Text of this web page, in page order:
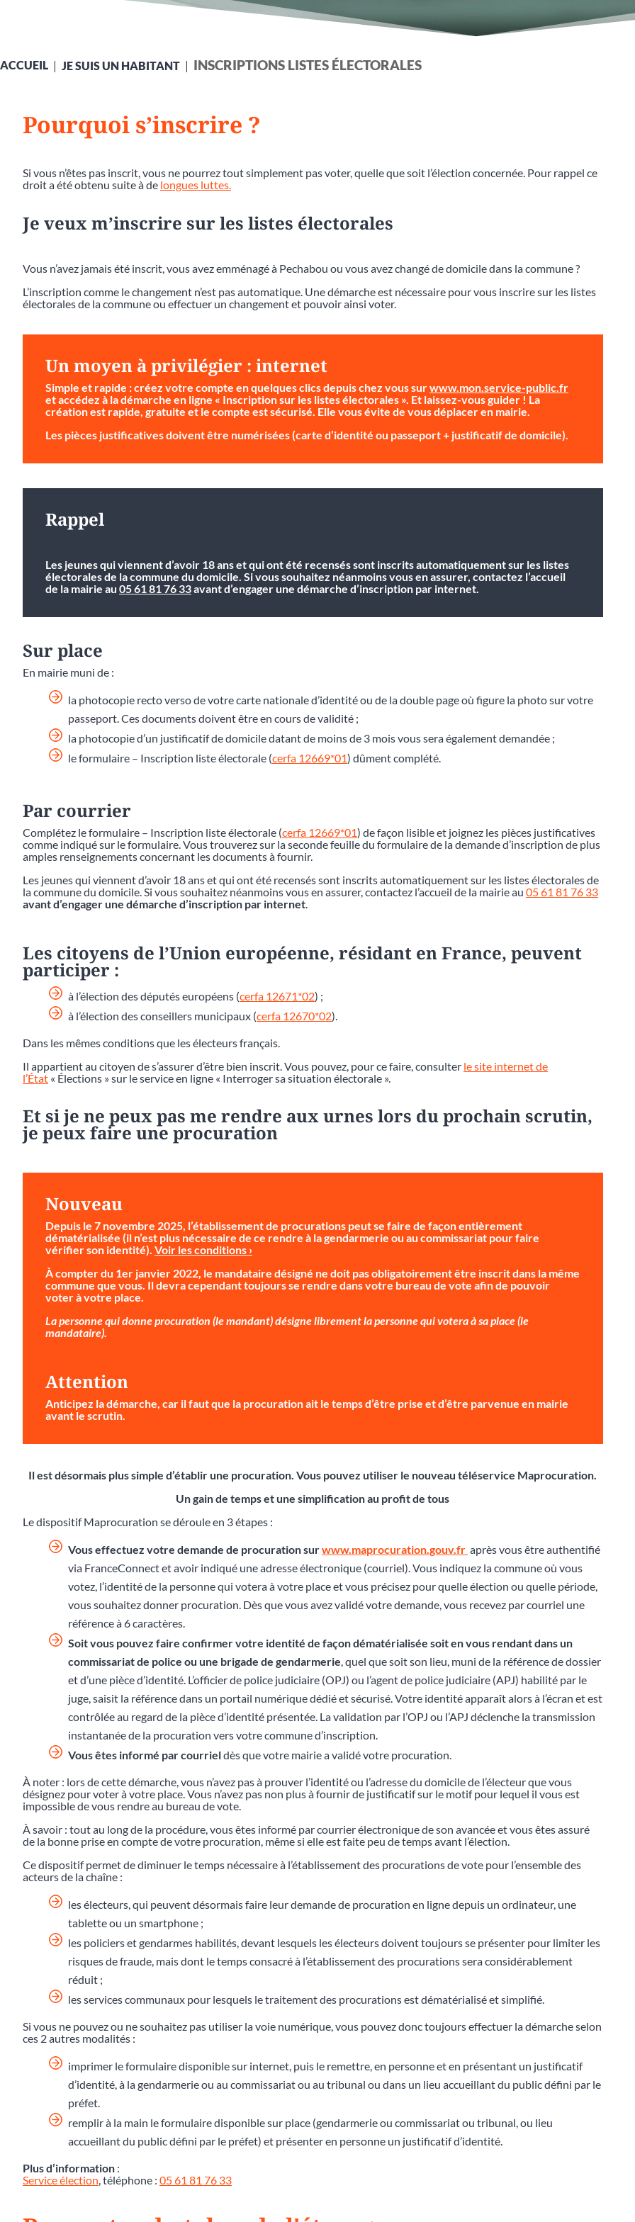
ACCUEIL JE SUIS UN HABITANT INSCRIPTIONS LISTES ÉLECTORALES
Pourquoi s’inscrire ?
Si vous n’êtes pas inscrit, vous ne pourrez tout simplement pas voter, quelle que soit l’élection concernée. Pour rappel ce
droit a été obtenu suite à de longues luttes.
Je veux m’inscrire sur les listes électorales
Vous n’avez jamais été inscrit, vous avez emménagé à Pechabou ou vous avez changé de domicile dans la commune ?
L’inscription comme le changement n’est pas automatique. Une démarche est nécessaire pour vous inscrire sur les listes
électorales de la commune ou effectuer un changement et pouvoir ainsi voter.
Un moyen à privilégier : internet
Simple et rapide : créez votre compte en quelques clics depuis chez vous surwww.mon.service-public.fr
et accédez à la démarche en ligne « Inscription sur les listes électorales ». Et laissez-vous guider ! La
création est rapide, gratuite et le compte est sécurisé. Elle vous évite de vous déplacer en mairie.
Les pièces justificatives doivent être numérisées (carte d’identité ou passeport + justificatif de domicile).
Rappel
Les jeunes qui viennent d’avoir 18 ans et qui ont été recensés sont inscrits automatiquement sur les listes
électorales de la commune du domicile. Si vous souhaitez néanmoins vous en assurer, contactez l’accueil
de la mairie au 05 61 81 76 33avant d’engager une démarche d’inscription par internet.
Sur place
En mairie muni de :
la photocopie recto verso de votre carte nationale d’identité ou de la double page où figure la photo sur votre
passeport. Ces documents doivent être en cours de validité ;
la photocopie d’un justificatif de domicile datant de moins de 3 mois vous sera également demandée ;
le formulaire – Inscription liste électorale (cerfa 12669*01) dûment complété.
Par courrier
Complétez le formulaire – Inscription liste électorale (cerfa 12669*01) de façon lisible et joignez les pièces justificatives
comme indiqué sur le formulaire. Vous trouverez sur la seconde feuille du formulaire de la demande d’inscription de plus
amples renseignements concernant les documents à fournir.
Les jeunes qui viennent d’avoir 18 ans et qui ont été recensés sont inscrits automatiquement sur les listes électorales de
la commune du domicile. Si vous souhaitez néanmoins vous en assurer, contactez l’accueil de la mairie au 05 61 81 76 33
avant d’engager une démarche d’inscription par internet
Les citoyens de l’Union européenne, résidant en France, peuvent
participer :
à l’élection des députés européens (cerfa 12671*02) ;
à l’élection des conseillers municipaux (cerfa 12670*02).
Dans les mêmes conditions que les électeurs français.
Il appartient au citoyen de s’assurer d’être bien inscrit. Vous pouvez, pour ce faire, consulter le site internet de
l’État « Élections » sur le service en ligne « Interroger sa situation électorale ».
Et si je ne peux pas me rendre aux urnes lors du prochain scrutin,
je peux faire une procuration
Nouveau
Depuis le 7 novembre 2025, l’établissement de procurations peut se faire de façon entièrement
dématérialisée (il n’est plus nécessaire de ce rendre à la gendarmerie ou au commissariat pour faire
vérifier son identité). Voir les conditions ›
À compter du 1er janvier 2022, le mandataire désigné ne doit pas obligatoirement être inscrit dans la même
commune que vous. Il devra cependant toujours se rendre dans votre bureau de vote afin de pouvoir
voter à votre place.
La personne qui donne procuration (le mandant) désigne librement la personne qui votera à sa place (le
mandataire).
Attention
Anticipez la démarche, car il faut que la procuration ait le temps d’être prise et d’être parvenue en mairie
avant le scrutin.
Il est désormais plus simple d’établir une procuration. Vous pouvez utiliser le nouveau téléservice Maprocuration.
Un gain de temps et une simplification au profit de tous
Le dispositif Maprocuration se déroule en 3 étapes :
Vous effectuez votre demande de procuration surwww.maprocuration.gouv.fr après vous être authentifié
via FranceConnect et avoir indiqué une adresse électronique (courriel). Vous indiquez la commune où vous
votez, l’identité de la personne qui votera à votre place et vous précisez pour quelle élection ou quelle période,
vous souhaitez donner procuration. Dès que vous avez validé votre demande, vous recevez par courriel une
référence à 6 caractères.
Soit vous pouvez faire confirmer votre identité de façon dématérialisée soit en vous rendantdans un
commissariat de police ou une brigade de gendarmerie, quel que soit son lieu, muni de la référence de dossier
et d’une pièce d’identité. L’officier de police judiciaire (OPJ) ou l’agent de police judiciaire (APJ) habilité par le
juge, saisit la référence dans un portail numérique dédié et sécurisé. Votre identité apparaît alors à l’écran et est
contrôlée au regard de la pièce d’identité présentée. La validation par l’OPJ ou l’APJ déclenche la transmission
instantanée de la procuration vers votre commune d’inscription.
Vous êtes informé par courrieldès que votre mairie a validé votre procuration.
À noter : lors de cette démarche, vous n’avez pas à prouver l’identité ou l’adresse du domicile de l’électeur que vous
désignez pour voter à votre place. Vous n’avez pas non plus à fournir de justificatif sur le motif pour lequel il vous est
impossible de vous rendre au bureau de vote.
À savoir : tout au long de la procédure, vous êtes informé par courrier électronique de son avancée et vous êtes assuré
de la bonne prise en compte de votre procuration, même si elle est faite peu de temps avant l’élection.
Ce dispositif permet de diminuer le temps nécessaire à l’établissement des procurations de vote pour l’ensemble des
acteurs de la chaîne :
les électeurs, qui peuvent désormais faire leur demande de procuration en ligne depuis un ordinateur, une
tablette ou un smartphone ;
les policiers et gendarmes habilités, devant lesquels les électeurs doivent toujours se présenter pour limiter les
risques de fraude, mais dont le temps consacré à l’établissement des procurations sera considérablement
réduit ;
les services communaux pour lesquels le traitement des procurations est dématérialisé et simplifié.
Si vous ne pouvez ou ne souhaitez pas utiliser la voie numérique, vous pouvez donc toujours effectuer la démarche selon
ces 2 autres modalités :
imprimer le formulaire disponible sur internet, puis le remettre, en personne et en présentant un justificatif
d’identité, à la gendarmerie ou au commissariat ou au tribunal ou dans un lieu accueillant du public défini par le
préfet.
remplir à la main le formulaire disponible sur place (gendarmerie ou commissariat ou tribunal, ou lieu
accueillant du public défini par le préfet) et présenter en personne un justificatif d’identité.
Plus d’information :
Service élection, téléphone : 05 61 81 76 33